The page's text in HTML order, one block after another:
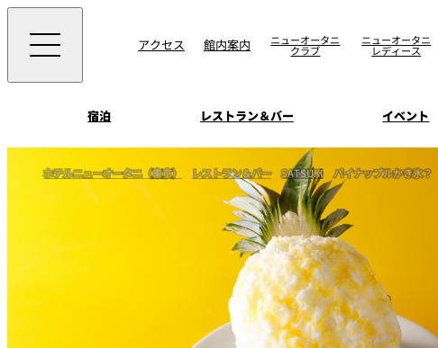
アクセス 館内案内 ニューオータニ
クラブ
ニューオータニ
レディース
宿泊
宿泊
エグゼクティブハウス
客室一覧
ホテルニューオータニ
サービスアパートメント
レストラン＆バー
ご案内
ソムリエ
ビュッフェ
VIEW & DINING THE
SKY
スイーツ
イベント
会議＆宴会
宴会場一覧
宴会ご予約・お問合せフ
ォーム
ウエディングスタイル
披露宴
ムービー
ホテルニューオータニ（東京） レストラン＆バー SATSUKI パイナップルかき氷？